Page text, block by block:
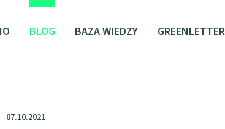
BLOG BAZA WIEDZY GREENLETTER
07.10.2021